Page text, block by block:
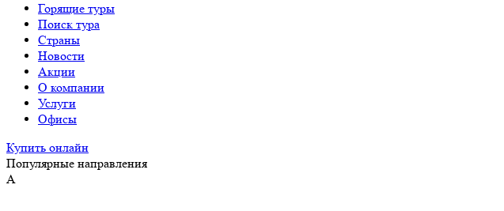
Горящие туры
Поиск тура
Страны
Новости
Акции
О компании
Услуги
Офисы
Купить онлайн
Популярные направления
А